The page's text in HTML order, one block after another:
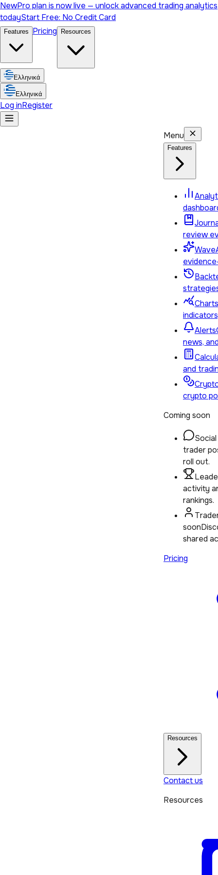
NewPro plan is now live — unlock advanced trading analytics
todayStart Free: No Credit Card
Features Pricing Resources
Ελληνικά
Ελληνικά
Log inRegister
Menu
Features
review
Charts
Alerts
news,
and
crypto
Coming soon
trader
roll out.
activity
rankings.
soon
shared
Pricing
Resources
Contact us
Resources